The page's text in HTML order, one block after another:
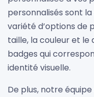
personnalisés sont
variété d’options de
taille, la couleur et le
badges qui
identité visuelle.
De plus, notre